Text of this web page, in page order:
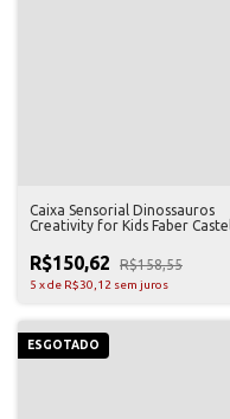
Caixa Sensorial Dinossauros
Creativity for Kids Faber Castell
R$150,62 R$158,55
5 xde R$30,12 sem juros
ESGOTADO